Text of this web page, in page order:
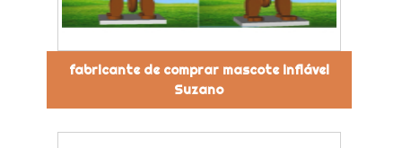
fabricante de comprar mascote inflável
Suzano